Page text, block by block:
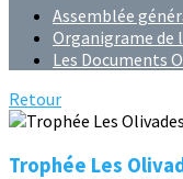
Assemblée
Organigrame de
Les Documents
Retour
Trophée Les